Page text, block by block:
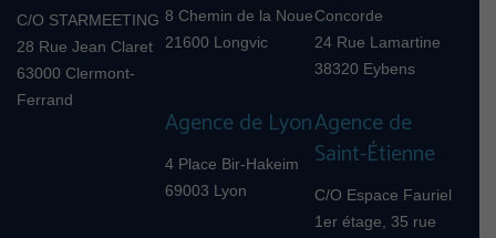
C/O STARMEETING
28 Rue Jean Claret
63000 Clermont-
Ferrand
8 Chemin de la Noue
21600 Longvic
Concorde
24 Rue Lamartine
38320 Eybens
Agence de Lyon
4 Place Bir-Hakeim
69003 Lyon
Agence de
Saint-Étienne
C/O Espace Fauriel
1er étage, 35 rue